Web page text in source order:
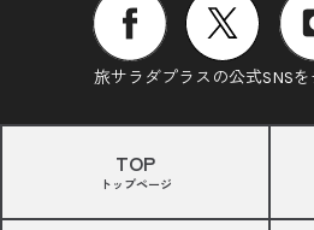
旅サラダプラスの公式SNS
TOP
トップページ